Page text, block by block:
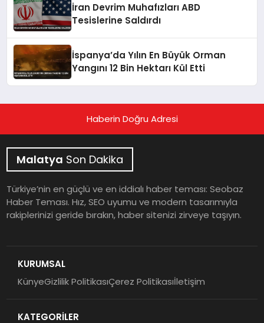
İran Devrim Muhafızları ABD
Tesislerine Saldırdı
İspanya’da Yılın En Büyük Orman
Yangını 12 Bin Hektarı Kül Etti
Haberin Doğru Adresi
Malatya Son Dakika
Türkiye’nin en güçlü ve en iddialı haber teması: Seobaz
Haber Teması. Hız, SEO uyumu ve modern tasarımıyla
rakiplerinizi geride bırakın, haber sitenizi zirveye taşıyın.
KURUMSAL
KünyeGizlilik PolitikasıÇerez Politikasıİletişim
KATEGORİLER